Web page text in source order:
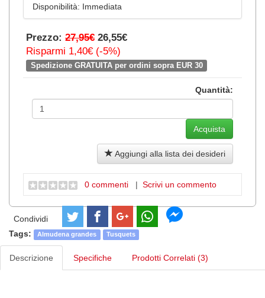
Disponibilità: Immediata
Prezzo: 27,95€ 26,55€
Risparmi 1,40€ (-5%)
Spedizione GRATUITA per ordini sopra EUR 30
Quantità:
Aggiungi alla lista dei desideri
0 commenti | Scrivi un commento
Condividi
Tags:
Almudena grandes Tusquets
Descrizione Specifiche Prodotti Correlati (3)